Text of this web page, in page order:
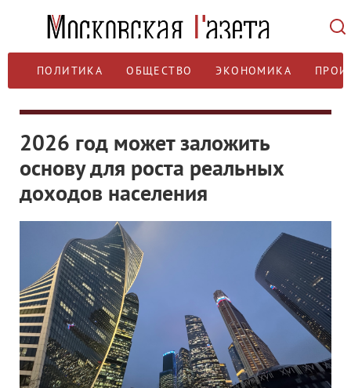
ПОЛИТИКА ОБЩЕСТВО ЭКОНОМИКА
2026 год может заложить
основу для роста реальных
доходов населения